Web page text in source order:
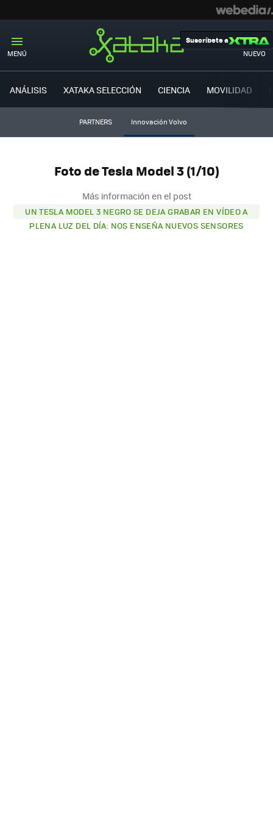
MENÚ NUEVO
Suscríbete a
ANÁLISIS XATAKA SELECCIÓN CIENCIA MOVILIDAD
PARTNERS Innovación Volvo
Foto de Tesla Model 3 (1/10)
Más información en el post
UN TESLA MODEL 3 NEGRO SE DEJA GRABAR EN VÍDEO A
PLENA LUZ DEL DÍA: NOS ENSEÑA NUEVOS SENSORES